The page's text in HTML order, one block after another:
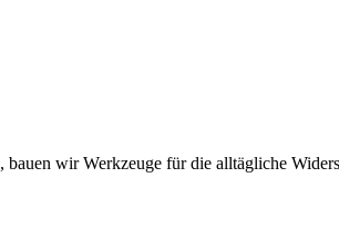
wir Werkzeuge für die alltägliche